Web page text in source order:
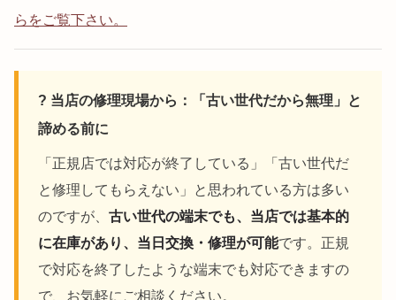
らをご覧下さい。
? 当店の修理現場から：「古い世代だから無理」と
諦める前に
「正規店では対応が終了している」「古い世代だ
と修理してもらえない」と思われている方は多い
のですが、 古い世代の端末でも、当店では基本的
に在庫があり、当日交換・修理が可能です。正規
で対応を終了したような端末でも対応できますの
で、お気軽にご相談ください。